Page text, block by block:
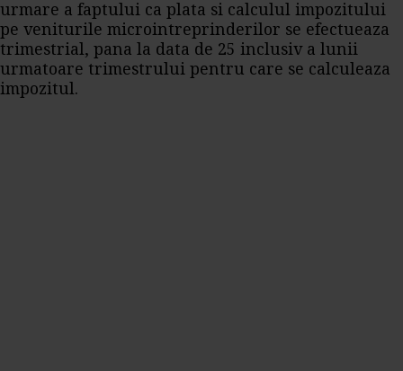
urmare a faptului ca plata si calculul impozitului
pe veniturile microintreprinderilor se efectueaza
trimestrial, pana la data de 25 inclusiv a lunii
urmatoare trimestrului pentru care se calculeaza
impozitul.